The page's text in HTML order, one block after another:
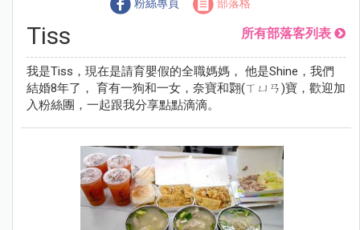
粉絲專頁 部落格
Tiss 所有部落客列表
我是Tiss，現在是請育嬰假的全職媽媽， 他是Shine，我們
結婚8年了， 育有一狗和一女，奈寶和翾(ㄒㄩㄢ)寶，歡迎加
入粉絲團，一起跟我分享點點滴滴。